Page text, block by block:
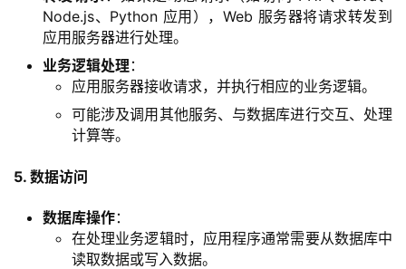
Node.js、Python 应用），Web 服务器将请求转发到
应用服务器进行处理。
业务逻辑处理 ：
应用服务器接收请求，并执行相应的业务逻辑。
可能涉及调用其他服务、与数据库进行交互、处理
计算等。
5. 数据访问
数据库操作：
在处理业务逻辑时，应用程序通常需要从数据库中
读取数据或写入数据。